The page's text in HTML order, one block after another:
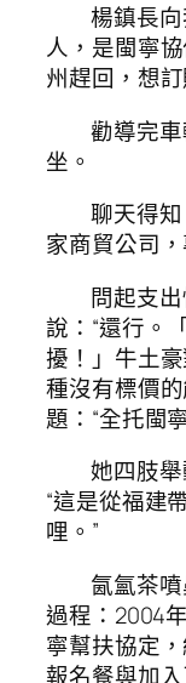
楊鎮長
人，是閩寧
州趕回，想
勸導完
坐。
聊天得
家商貿公司
問起支
說：“還行。
擾！」牛土
種沒有標價
題：“全托閩
她四肢
“這是從福建
哩。”
氤氳茶
過程：2004
寧幫扶協定
報名餐與加